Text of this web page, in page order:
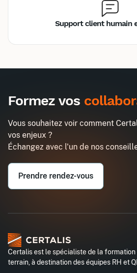
Support client humain
Assistant(e) de plusieurs
Email professionnel*
Téléphone professionnel*
Formez vos
Vous souhaitez voir comment
vos enjeux ?
Échangez avec l'un de nos
Prendre rendez-vous
Certalis est le spécialiste de la formation
terrain, à destination des équipes RH et